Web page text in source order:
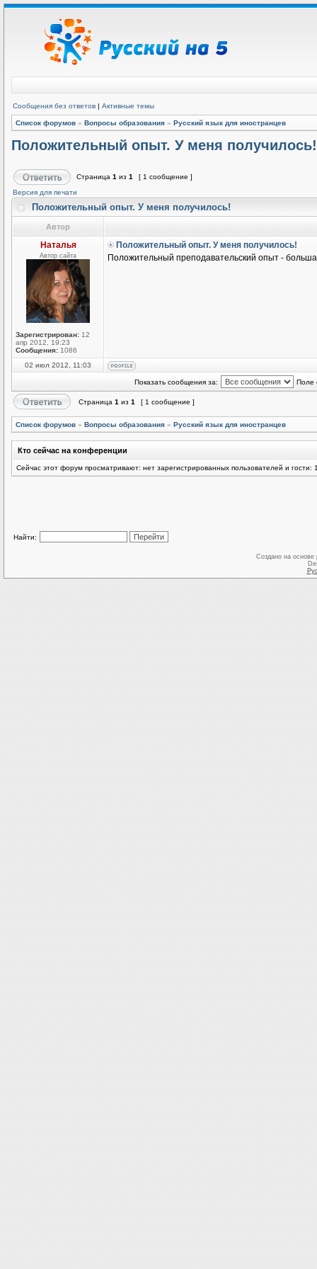
Сообщения без ответов | Активные темы
Список форумов » Вопросы образования » Русский язык для иностранцев
Положительный опыт. У меня получилось!
Страница 1 из 1
[ 1 сообщение ]
Версия для печати
Положительный опыт. У меня получилось!
Автор
Наталья
Автор сайта
Зарегистрирован: 12
апр 2012, 19:23
Сообщения: 1086
Положительный опыт. У меня получилось!
Положительный преподавательский опыт -
02 июл 2012, 11:03
Показать сообщения за: Поле
Страница 1 из 1 [ 1 сообщение ]
Список форумов » Вопросы образования » Русский язык для иностранцев
Кто сейчас на конференции
Сейчас этот форум просматривают: нет зарегистрированных пользователей и гости:
Найти:
Создано на основе